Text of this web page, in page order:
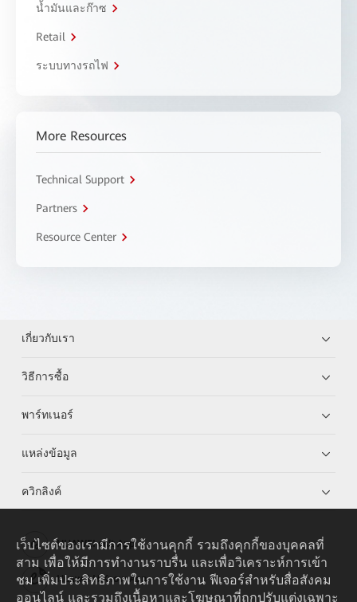
น้ำมันและก๊าซ
Retail
ระบบทางรถไฟ
More Resources
Technical Support
Partners
Resource Center
เกี่ยวกับเรา
วิธีการซื้อ
พาร์ทเนอร์
แหล่งข้อมูล
ควิกลิงค์
HUAWEI eKit App
Huawei HiKnow App
เว็บไซต์ของเรามีการใช้งานคุกกี้ รวมถึงคุกกี้ของบุคคลที่
สาม เพื่อให้มีการทำงานราบรื่น และเพื่อวิเคราะห์การเข้า
ชม เพิ่มประสิทธิภาพในการใช้งาน ฟีเจอร์สำหรับสื่อสังคม
ออนไลน์ และรวมถึงเนื้อหาและโฆษณาที่ถูกปรับแต่งเฉพาะ